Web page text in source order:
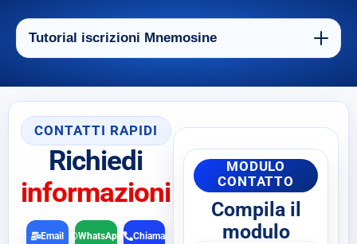
Tutorial iscrizioni Mnemosine
CONTATTI RAPIDI
Richiedi
informazioni
Chiama
Email WhatsApp
MODULO
CONTATTO
Compila il
modulo